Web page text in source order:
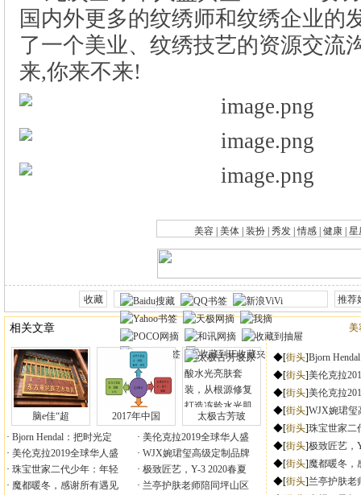
| | | | | |
脑e佳“超 2017年中国
太极古芳玻
Bjorn Hendal：把时光定
美伦克拉2019全球华人盛
美伦克拉2019全球华人盛
WJX婉珺玺高级定制品牌
珠宝世家二代少年：年轻
极致匠艺，Y-3 2020春夏
魔都暖冬，感谢所有遇见
兰亭护肤老师陪同坪山区